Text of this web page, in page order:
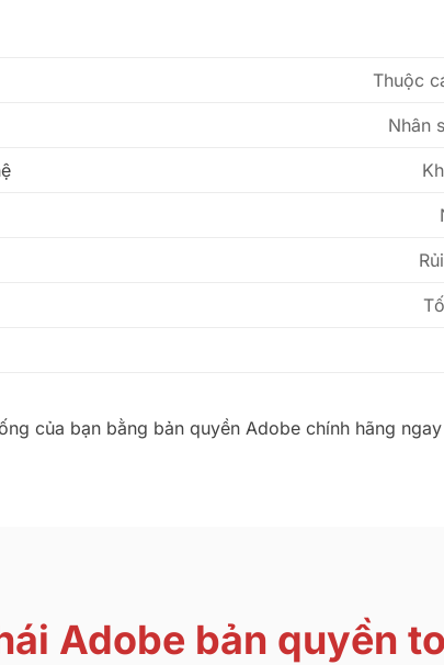
Thuộc
Nhân
của bạn bằng bản quyền Adobe chính hãng
Adobe bản quyền